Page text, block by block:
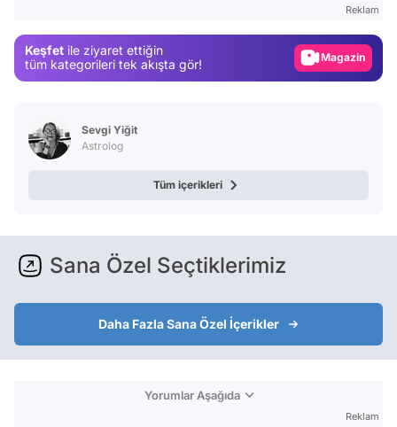
Reklam
Keşfet ile ziyaret ettiğin
tüm kategorileri tek akışta gör!
Magazin
Sevgi Yiğit
Astrolog
Tüm içerikleri
Sana Özel Seçtiklerimiz
Daha Fazla Sana Özel İçerikler
Yorumlar Aşağıda
Reklam